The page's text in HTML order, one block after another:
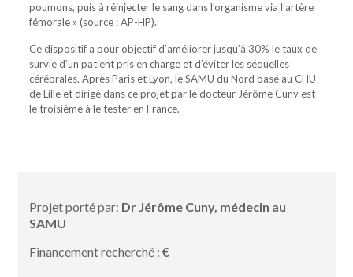
poumons, puis à réinjecter le sang dans l’organisme via l’artère
fémorale » (source : AP-HP).
Ce dispositif a pour objectif d’améliorer jusqu’à 30% le taux de
survie d’un patient pris en charge et d’éviter les séquelles
cérébrales. Après Paris et Lyon, le SAMU du Nord basé au CHU
de Lille et dirigé dans ce projet par le docteur Jérôme Cuny est
le troisième à le tester en France.
Projet porté par: Dr Jérôme Cuny, médecin au
SAMU
Financement recherché : €